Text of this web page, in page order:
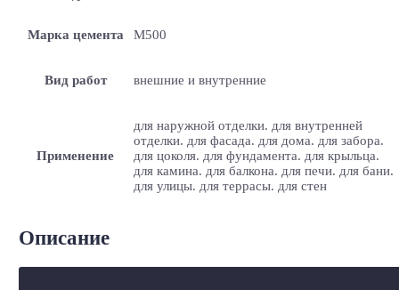
Марка цемента M500
Вид работ внешние и внутренние
Применение
для наружной отделки. для внутренней
отделки. для фасада. для дома. для забора.
для цоколя. для фундамента. для крыльца.
для камина. для балкона. для печи. для бани.
для улицы. для террасы. для стен
Описание